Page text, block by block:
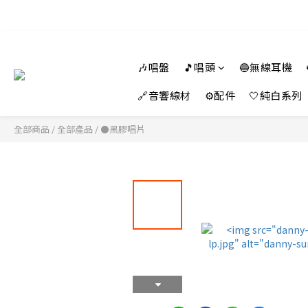
🎶唱盤 🎵唱頭 🔵無線耳機
🔗音響線材
⚙️配件 🤍純白系列
全部商品 / 全部產品 / ⚫黑膠唱片